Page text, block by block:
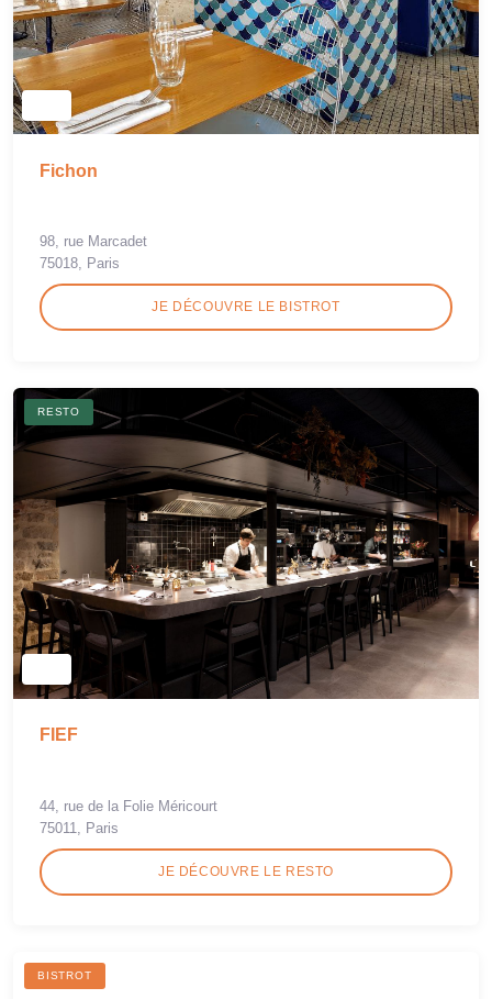
Fichon
98, rue Marcadet
75018, Paris
JE DÉCOUVRE LE BISTROT
RESTO
FIEF
44, rue de la Folie Méricourt
75011, Paris
JE DÉCOUVRE LE RESTO
BISTROT